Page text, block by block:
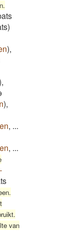
),
,
),
, ...
, ...
van